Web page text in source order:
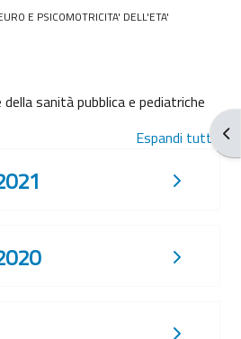
E PSICOMOTRICITA' DELL'ETA'
sanità pubblica e pediatriche
Espandi tutto